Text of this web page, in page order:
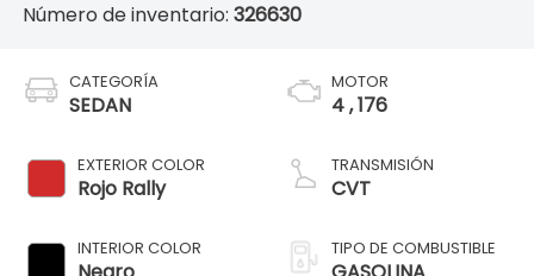
Número de inventario: 326630
CATEGORÍA
SEDAN
EXTERIOR COLOR
Rojo Rally
INTERIOR COLOR
MOTOR
4 , 176
TRANSMISIÓN
CVT
TIPO DE COMBUSTIBLE